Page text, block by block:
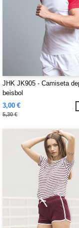
JHK JK905 - Camiseta
beisbol
3,00 €
5,30 €